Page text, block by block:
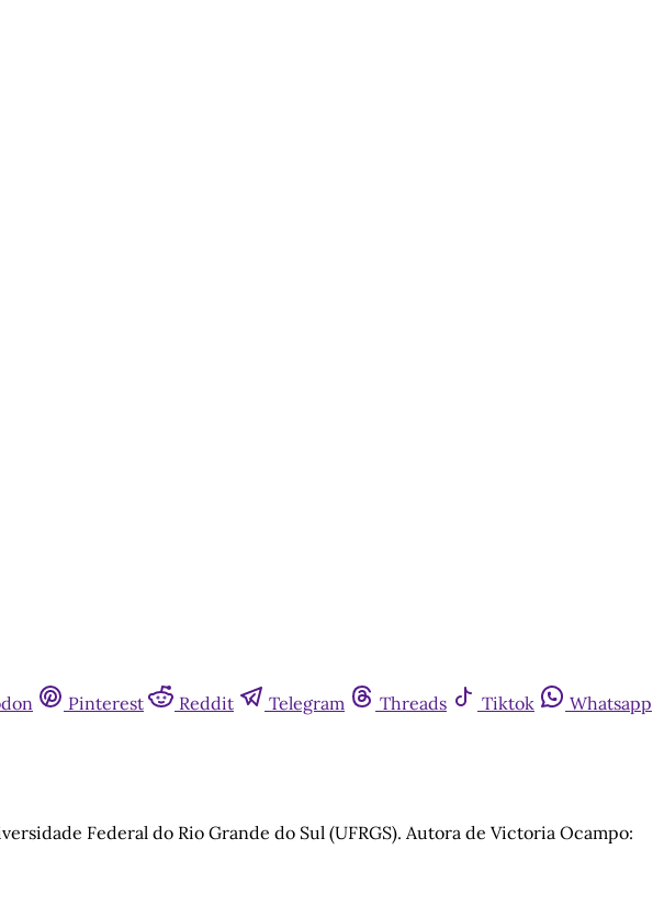
Pinterest Reddit Telegram Threads Tiktok
Whatsapp
Federal do Rio Grande do Sul (UFRGS). Autora de Victoria Ocampo: